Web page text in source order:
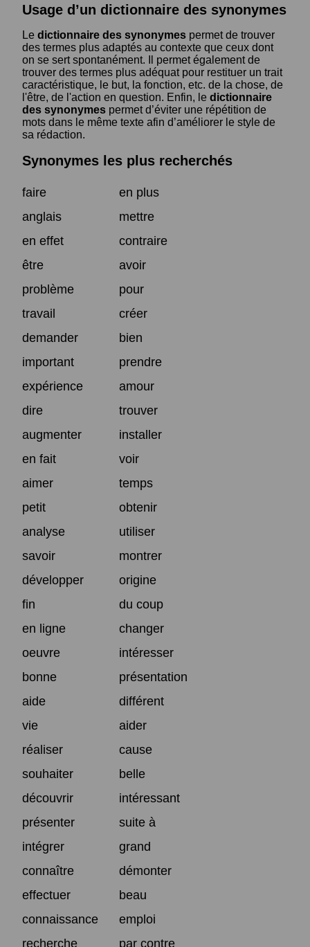
Usage d’un dictionnaire des synonymes
Le dictionnaire des synonymes permet de trouver
des termes plus adaptés au contexte que ceux dont
on se sert spontanément. Il permet également de
trouver des termes plus adéquat pour restituer un trait
caractéristique, le but, la fonction, etc. de la chose, de
l'être, de l'action en question. Enfin, le dictionnaire
des synonymes permet d’éviter une répétition de
mots dans le même texte afin d’améliorer le style de
sa rédaction.
Synonymes les plus recherchés
faire
en plus
anglais
mettre
en effet
contraire
être
avoir
problème
pour
travail
créer
demander
bien
important
prendre
expérience
amour
dire
trouver
augmenter
installer
en fait
voir
aimer
temps
petit
obtenir
analyse
utiliser
savoir
montrer
développer
origine
fin
du coup
en ligne
changer
oeuvre
intéresser
bonne
présentation
aide
différent
vie
aider
réaliser
cause
souhaiter
belle
découvrir
intéressant
présenter
suite à
intégrer
grand
connaître
démonter
effectuer
beau
connaissance
emploi
recherche
par contre